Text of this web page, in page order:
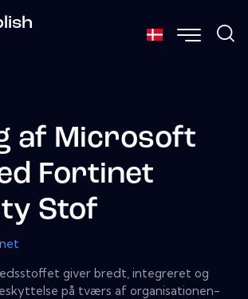
af Microsoft
Fortinet
Stof
giver bredt, integreret og
på tværs af organisationen-